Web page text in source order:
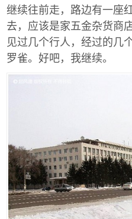
继续往前走，路边有一座
去，应该是家五金杂货商
见过几个行人，经过的几
罗雀。好吧，我继续。